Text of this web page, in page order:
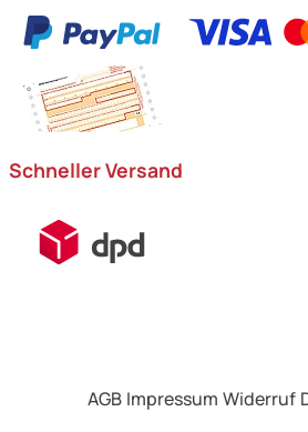
Schneller Versand
AGB Impressum Widerruf